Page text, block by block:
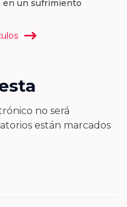
en un sufrimiento
no será
están marcados